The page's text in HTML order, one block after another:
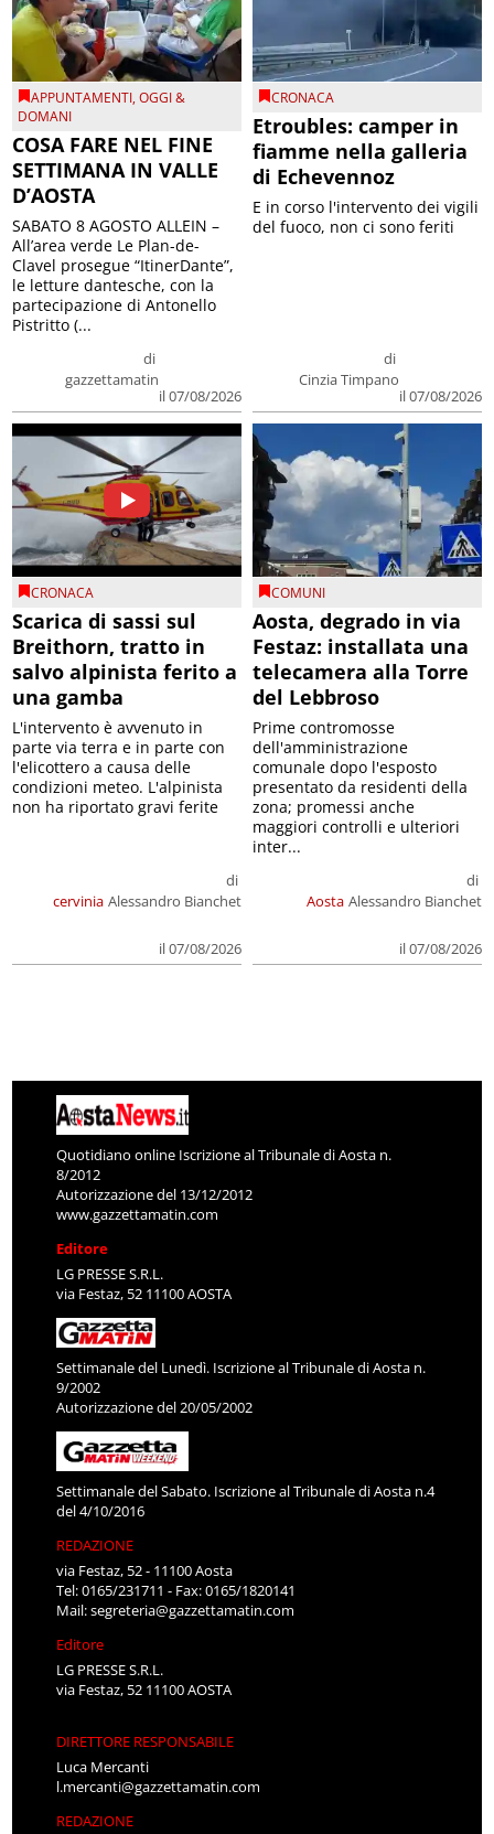
APPUNTAMENTI,OGGI &
DOMANI
COSA FARE NEL FINE
SETTIMANA IN VALLE
D’AOSTA
di
gazzettamatin
il 07/08/2026
SABATO 8 AGOSTO ALLEIN –
All’area verde Le Plan-de-
Clavel prosegue “ItinerDante”,
le letture dantesche, con la
partecipazione di Antonello
Pistritto (...
CRONACA
Etroubles: camper in
fiamme nella galleria
di Echevennoz
di
Cinzia Timpano
il 07/08/2026
E in corso l'intervento dei vigili
del fuoco, non ci sono feriti
CRONACA
Scarica di sassi sul
Breithorn, tratto in
salvo alpinista ferito a
una gamba
cervinia
di
Alessandro Bianchet
il 07/08/2026
L'intervento è avvenuto in
parte via terra e in parte con
l'elicottero a causa delle
condizioni meteo. L'alpinista
non ha riportato gravi ferite
COMUNI
Aosta, degrado in via
Festaz: installata una
telecamera alla Torre
del Lebbroso
Aosta
di
Alessandro Bianchet
il 07/08/2026
Prime contromosse
dell'amministrazione
comunale dopo l'esposto
presentato da residenti della
zona; promessi anche
maggiori controlli e ulteriori
inter...
Quotidiano online Iscrizione al Tribunale di Aosta n.
8/2012
Autorizzazione del 13/12/2012
www.gazzettamatin.com
Editore
LG PRESSE S.R.L.
via Festaz, 52 11100 AOSTA
Settimanale del Lunedì. Iscrizione al Tribunale di Aosta n.
9/2002
Autorizzazione del 20/05/2002
Settimanale del Sabato. Iscrizione al Tribunale di Aosta n.4
del 4/10/2016
REDAZIONE
via Festaz, 52 - 11100 Aosta
Tel: 0165/231711 - Fax: 0165/1820141
Mail:segreteria@gazzettamatin.com
Editore
LG PRESSE S.R.L.
via Festaz, 52 11100 AOSTA
DIRETTORE RESPONSABILE
Luca Mercanti
l.mercanti@gazzettamatin.com
REDAZIONE